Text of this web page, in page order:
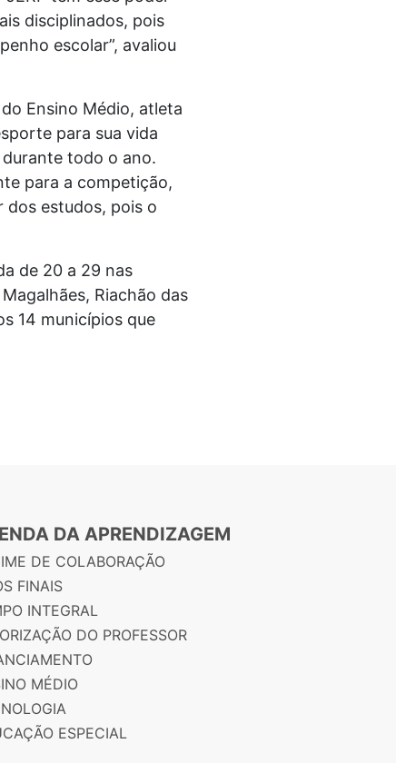
disciplinados, pois
escolar”, avaliou
Ensino Médio, atleta
para sua vida
todo o ano.
para a competição,
dos estudos, pois o
de 20 a 29 nas
Riachão das
14 municípios que
DA APRENDIZAGEM
DE COLABORAÇÃO
FINAIS
INTEGRAL
DO PROFESSOR
MÉDIO
ESPECIAL